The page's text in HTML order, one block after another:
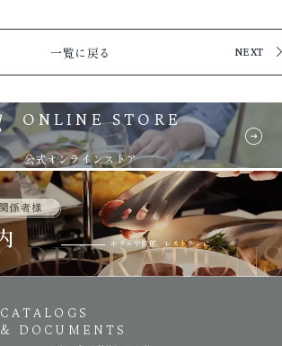
一覧に戻る NEXT
ONLINE STORE
公式オンラインストア
ホテルや旅館、レストランに
CATALOGS
& DOCUMENTS